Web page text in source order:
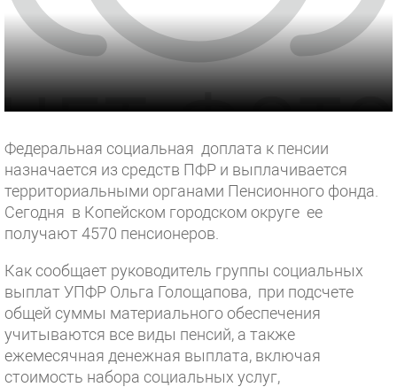
Федеральная социальная доплата к пенсии
назначается из средств ПФР и выплачивается
территориальными органами Пенсионного фонда.
Сегодня в Копейском городском округе ее
получают 4570 пенсионеров.
Как сообщает руководитель группы социальных
выплат УПФР Ольга Голощапова, при подсчете
общей суммы материального обеспечения
учитываются все виды пенсий, а также
ежемесячная денежная выплата, включая
стоимость набора социальных услуг,